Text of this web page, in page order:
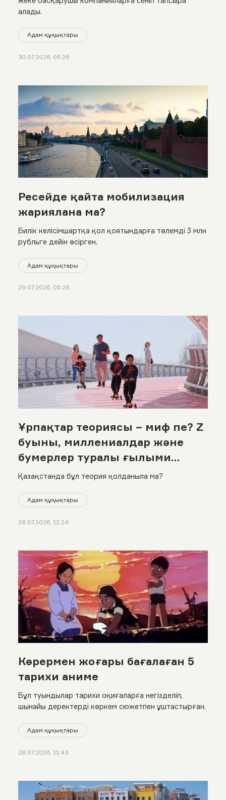
алады.
Адам құқықтары
30.07.2026, 05:26
Ресейде қайта мобилизация
жариялана ма?
Билік келісімшартқа қол қоятындарға төлемді 3 млн
рубльге дейін өсірген.
Адам құқықтары
29.07.2026, 05:26
Ұрпақтар теориясы – миф пе? Z
буыны, миллениалдар және
бумерлер туралы ғылыми
шындық
Қазақстанда бұл теория қолданыла ма?
Адам құқықтары
28.07.2026, 12:24
Көрермен жоғары бағалаған 5
тарихи аниме
Бұл туындылар тарихи оқиғаларға негізделіп,
шынайы деректерді көркем сюжетпен ұштастырған.
Адам құқықтары
28.07.2026, 11:43